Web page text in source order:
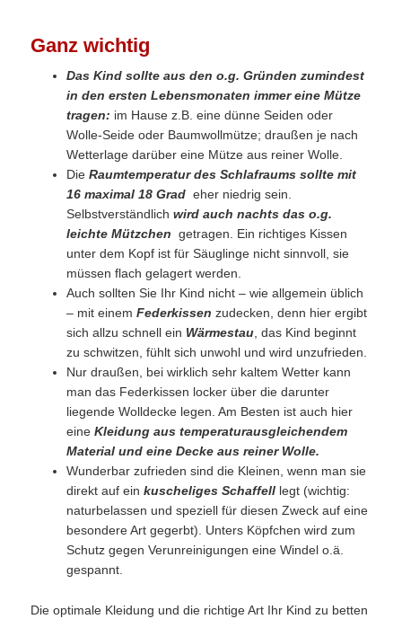
Ganz wichtig
Das Kind sollte aus den o.g. Gründen zumindest
in den ersten Lebensmonaten immer eine Mütze
tragen: im Hause z.B. eine dünne Seiden oder
Wolle-Seide oder Baumwollmütze; draußen je nach
Wetterlage darüber eine Mütze aus reiner Wolle.
DieRaumtemperatur des Schlafraums sollte mit
16 maximal 18 Grad eher niedrig sein.
Selbstverständlichwird auch nachts das o.g.
leichte Mützchen getragen. Ein richtiges Kissen
unter dem Kopf ist für Säuglinge nicht sinnvoll, sie
müssen flach gelagert werden.
Auch sollten Sie Ihr Kind nicht – wie allgemein üblich
– mit einemFederkissen zudecken, denn hier ergibt
sich allzu schnell ein Wärmestau, das Kind beginnt
zu schwitzen, fühlt sich unwohl und wird unzufrieden.
Nur draußen, bei wirklich sehr kaltem Wetter kann
man das Federkissen locker über die darunter
liegende Wolldecke legen. Am Besten ist auch hier
eineKleidung aus temperaturausgleichendem
Material und eine Decke aus reiner Wolle.
Wunderbar zufrieden sind die Kleinen, wenn man sie
direkt auf einkuscheliges Schaffell legt (wichtig:
naturbelassen und speziell für diesen Zweck auf eine
besondere Art gegerbt). Unters Köpfchen wird zum
Schutz gegen Verunreinigungen eine Windel o.ä.
gespannt.
Die optimale Kleidung und die richtige Art Ihr Kind zu betten